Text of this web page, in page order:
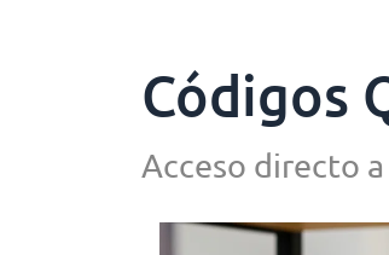
Códigos
Acceso directo